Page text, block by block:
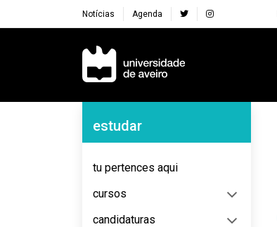
Notícias Agenda
Navegação Principal
Navegação Lateral
estudar
tu pertences aqui
cursos
candidaturas